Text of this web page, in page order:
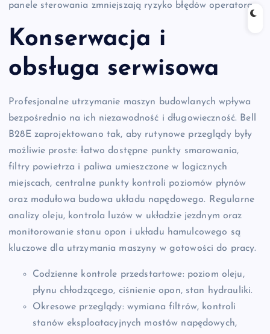
panele sterowania zmniejszają ryzyko błędów operatora.
Konserwacja i
obsługa serwisowa
Profesjonalne utrzymanie maszyn budowlanych wpływa
bezpośrednio na ich niezawodność i długowieczność. Bell
B28E zaprojektowano tak, aby rutynowe przeglądy były
możliwie proste: łatwo dostępne punkty smarowania,
filtry powietrza i paliwa umieszczone w logicznych
miejscach, centralne punkty kontroli poziomów płynów
oraz modułowa budowa układu napędowego. Regularne
analizy oleju, kontrola luzów w układzie jezdnym oraz
monitorowanie stanu opon i układu hamulcowego są
kluczowe dla utrzymania maszyny w gotowości do pracy.
Codzienne kontrole przedstartowe: poziom oleju,
płynu chłodzącego, ciśnienie opon, stan hydrauliki.
Okresowe przeglądy: wymiana filtrów, kontroli
stanów eksploatacyjnych mostów napędowych,